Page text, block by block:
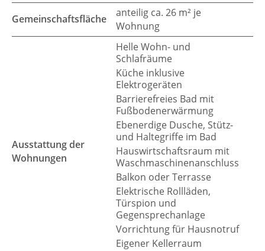
Gemeinschaftsfläche
anteilig ca. 26 m² je
Wohnung
Ausstattung der
Wohnungen
Helle Wohn- und
Schlafräume
Küche inklusive
Elektrogeräten
Barrierefreies Bad mit
Fußbodenerwärmung
Ebenerdige Dusche, Stütz-
und Haltegriffe im Bad
Hauswirtschaftsraum mit
Waschmaschinenanschluss
Balkon oder Terrasse
Elektrische Rollläden,
Türspion und
Gegensprechanlage
Vorrichtung für Hausnotruf
Eigener Kellerraum